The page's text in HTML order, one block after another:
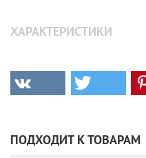
ХАРАКТЕРИСТИКИ
ПОДХОДИТ К ТОВАРАМ